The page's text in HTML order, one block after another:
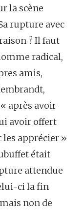
la scène
rupture avec
? Il faut
radical,
amis,
après avoir
avoir offert
les apprécier »
était
attendue
ci la fin
non de